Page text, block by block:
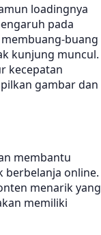
loadingnya
pada
buang
kunjung muncul.
kecepatan
gambar dan
membantu
berbelanja online.
menarik yang
memiliki